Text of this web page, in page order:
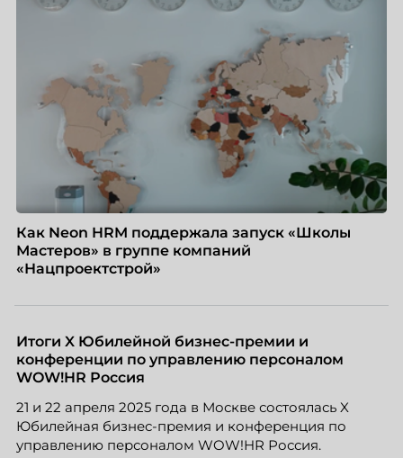
Как Neon HRM поддержала запуск «Школы
Мастеров» в группе компаний
«Нацпроектстрой»
Итоги X Юбилейной бизнес-премии и
конференции по управлению персоналом
WOW!HR Россия
21 и 22 апреля 2025 года в Москве состоялась X
Юбилейная бизнес-премия и конференция по
управлению персоналом WOW!HR Россия.